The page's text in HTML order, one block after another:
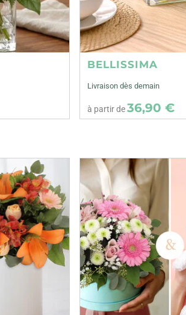
BELLISSIMA
Livraison dès demain
à partir de36,90 €